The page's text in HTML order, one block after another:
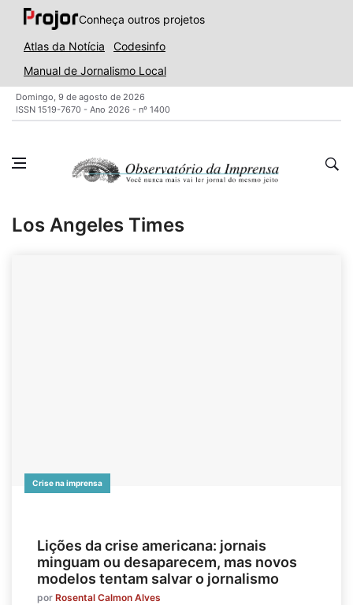
Conheça outros projetos
Atlas da Notícia
Codesinfo
Manual de Jornalismo Local
Domingo, 9 de agosto de 2026
ISSN 1519-7670 - Ano 2026 - nº 1400
Los Angeles Times
Crise na imprensa
Lições da crise americana: jornais
minguam ou desaparecem, mas novos
modelos tentam salvar o jornalismo
por Rosental Calmon Alves